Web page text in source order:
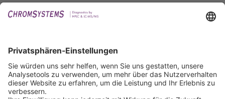
IFU anfordern
Zertifizierungen